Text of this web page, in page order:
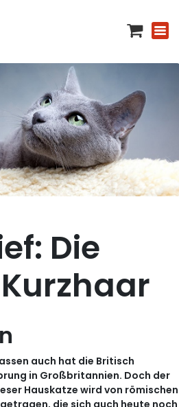
Die
auch hat die Britisch
in Großbritannien. Doch der
Hauskatze wird von römischen